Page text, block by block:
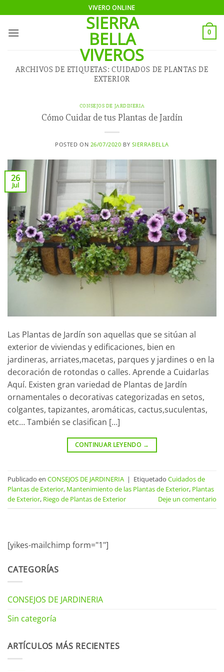
al
contenido
VIVERO ONLINE
SIERRA
BELLA
VIVEROS
0
ARCHIVOS DE ETIQUETAS:CUIDADOS DE PLANTAS DE
EXTERIOR
CONSEJOS DE JARDINERIA
Cómo Cuidar de tus Plantas de Jardín
POSTED ON 26/07/2020 BY SIERRABELLA
26
Jul
Las Plantas de Jardín son aquellas que se sitúan al
exterior de viviendas y edificaciones, bien en
jardineras, arriates,macetas, parques y jardines o en la
decoración de rotondas o calles. Aprende a Cuidarlas
Aquí. Existen gran variedad de Plantas de Jardín
ornamentales o decorativas categorizadas en setos,
colgantes, tapizantes, aromáticas, cactus,suculentas,
etc… También se clasifican […]
CONTINUAR LEYENDO →
Publicado en CONSEJOS DE JARDINERIA | Etiquetado Cuidados de
Plantas de Exterior, Mantenimiento de las Plantas de Exterior, Plantas
de Exterior, Riego de Plantas de Exterior Deje un comentario
[yikes-mailchimp form="1"]
CATEGORÍAS
CONSEJOS DE JARDINERIA
Sin categoría
ARTÍCULOS MÁS RECIENTES